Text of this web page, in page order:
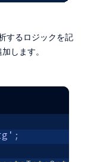
するロジックを記
します。
;